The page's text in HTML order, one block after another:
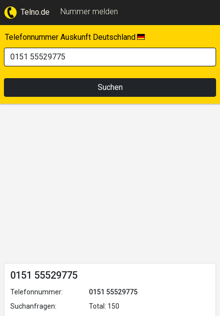
Telno.de Nummer melden
Telefonnummer Auskunft Deutschland
Suchen
0151 55529775
Telefonnummer:
0151 55529775
Suchanfragen:
Total: 150